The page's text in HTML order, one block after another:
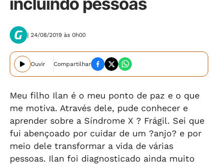
| 24/08/2019 às 0h00
Ouvir Compartilhar
Meu filho Ilan é o meu ponto de paz e o que
me motiva. Através dele, pude conhecer e
aprender sobre a Síndrome X ? Frágil. Sei que
fui abençoado por cuidar de um ?anjo? e por
meio dele transformar a vida de várias
pessoas. Ilan foi diagnosticado ainda muito